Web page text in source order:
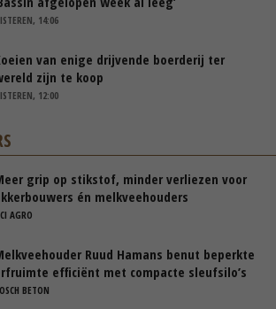
14:06
van enige drijvende boerderij ter
zijn te koop
12:00
grip op stikstof, minder verliezen voor
én melkveehouders
AGRO
Ruud Hamans benut beperkte
efficiënt met compacte sleufsilo’s
BETON